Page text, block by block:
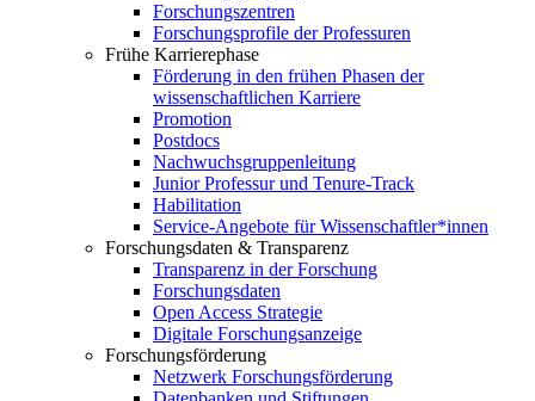
Forschungszentren
Forschungsprofile der Professuren
Frühe Karrierephase
Förderung in den frühen Phasen der
wissenschaftlichen Karriere
Promotion
Postdocs
Nachwuchsgruppenleitung
Junior Professur und Tenure-Track
Habilitation
Service-Angebote für Wissenschaftler*innen
Forschungsdaten & Transparenz
Transparenz in der Forschung
Forschungsdaten
Open Access Strategie
Digitale Forschungsanzeige
Forschungsförderung
Netzwerk Forschungsförderung